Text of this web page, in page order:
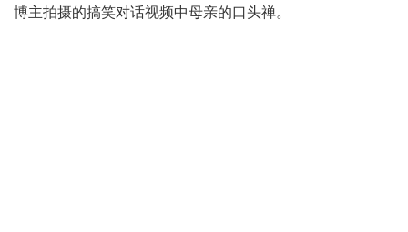
博主拍摄的搞笑对话视频中母亲的口头禅。